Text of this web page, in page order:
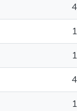
4
1
1
4
1